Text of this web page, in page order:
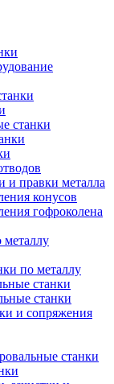
станки
и правки металла
конусов
гофроколена
по металлу
станки
станки
и сопряжения
станки